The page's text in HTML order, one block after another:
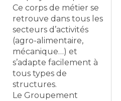
Ce corps de métier se
retrouve dans tous les
secteurs d’activités
(agro-alimentaire,
mécanique…) et
s’adapte facilement à
tous types de
structures.
Le Groupement